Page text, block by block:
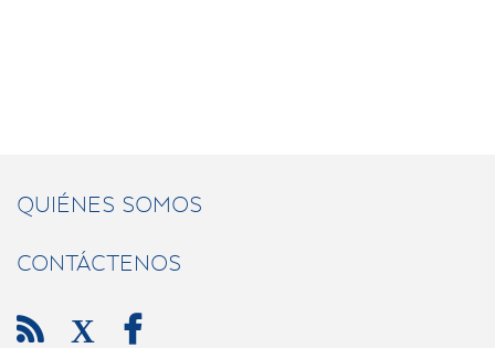
QUIÉNES SOMOS
CONTÁCTENOS
 X 